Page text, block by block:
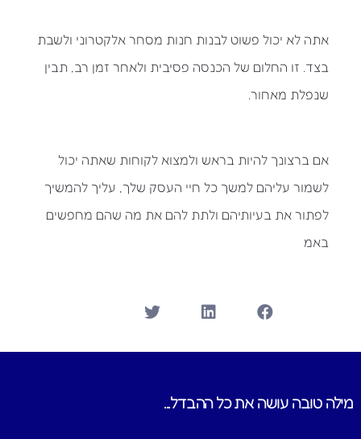
אתה לא יכול פשוט לבנות חנות מסחר אלקטרוני ולשבת
בצד. זו החלום של הכנסה פסיבית ולאחר זמן רב, תבין
שנפלת מאחור.
אם ברצונך להיות בראש ולמצוא לקוחות שאתה יכול
לשמור עליהם למשך כל חיי העסק שלך, עליך להמשיך
לפתור את בעיותיהם ולתת להם את מה שהם מחפשים
באמ
מילה טובה עושה את כל ההבדל...